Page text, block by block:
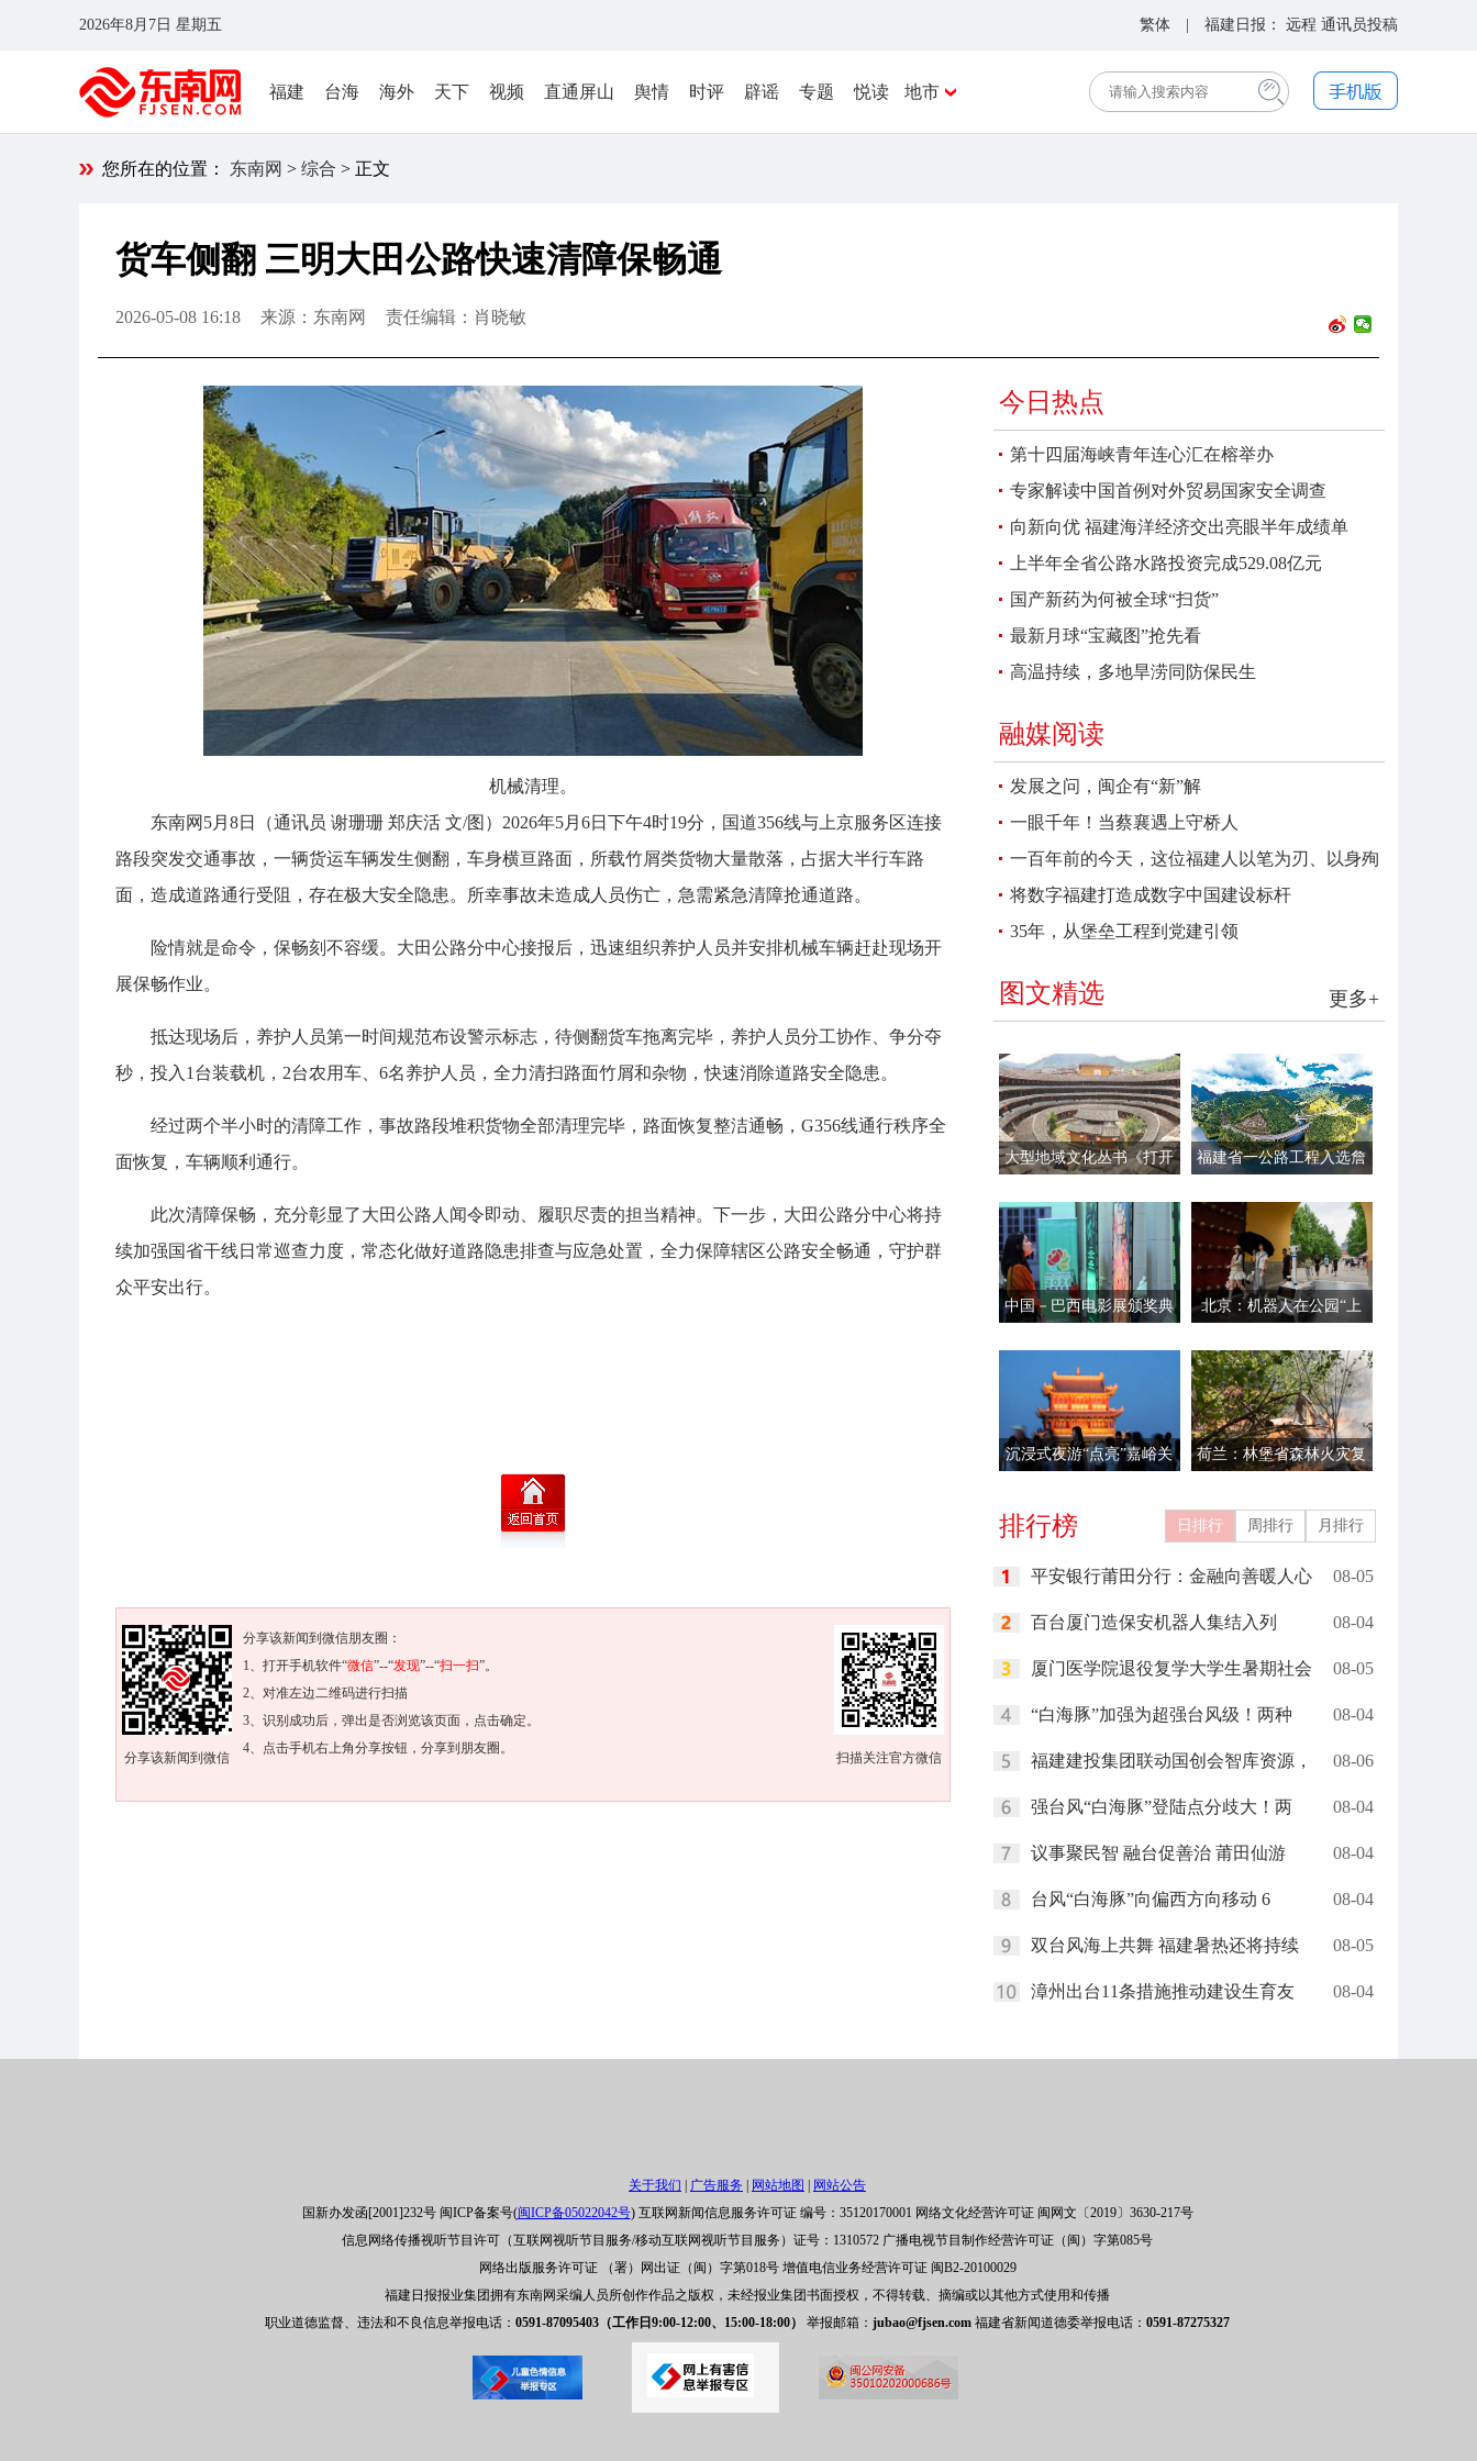
2026年8月7日 星期五 繁体 | 福建日报： 远程 通讯员投稿
福建 台海 海外 天下 视频 直通屏山 舆情 时评 辟谣 专题 悦读 地市
您所在的位置： 东南网 > 综合 > 正文
货车侧翻 三明大田公路快速清障保畅通
2026-05-08 16:18 来源：东南网 责任编辑：肖晓敏
机械清理。
东南网5月8日（通讯员 谢珊珊 郑庆活 文/图 ）2026年5月6日下午4时19分，国道356线与上京服务区连接
路段突发交通事故，一辆货运车辆发生侧翻，车身横亘路面，所载竹屑类货物大量散落，占据大半行车路
面，造成道路通行受阻，存在极大安全隐患。所幸事故未造成人员伤亡，急需紧急清障抢通道路。
险情就是命令，保畅刻不容缓。大田公路分中心接报后，迅速组织养护人员并安排机械车辆赶赴现场开
展保畅作业。
抵达现场后，养护人员第一时间规范布设警示标志，待侧翻货车拖离完毕，养护人员分工协作、争分夺
秒，投入1台装载机，2台农用车、6名养护人员，全力清扫路面竹屑和杂物，快速消除道路安全隐患。
经过两个半小时的清障工作，事故路段堆积货物全部清理完毕，路面恢复整洁通畅，G356线通行秩序全
面恢复，车辆顺利通行。
此次清障保畅，充分彰显了大田公路人闻令即动、履职尽责的担当精神。下一步，大田公路分中心将持
续加强国省干线日常巡查力度，常态化做好道路隐患排查与应急处置，全力保障辖区公路安全畅通，守护群
众平安出行。
扫描关注官方微信
分享该新闻到微信
分享该新闻到微信朋友圈：
1、打开手机软件“微信”--“发现”--“扫一扫”。
2、对准左边二维码进行扫描
3、识别成功后，弹出是否浏览该页面，点击确定。
4、点击手机右上角分享按钮，分享到朋友圈。
今日热点
第十四届海峡青年连心汇在榕举办
专家解读中国首例对外贸易国家安全调查
向新向优 福建海洋经济交出亮眼半年成绩单
上半年全省公路水路投资完成529.08亿元
国产新药为何被全球“扫货”
最新月球“宝藏图”抢先看
高温持续，多地旱涝同防保民生
融媒阅读
发展之问，闽企有“新”解
一眼千年！当蔡襄遇上守桥人
一百年前的今天，这位福建人以笔为刃、以身殉
报
将数字福建打造成数字中国建设标杆
35年，从堡垒工程到党建引领
更多+
图文精选
大型地域文化丛书《打开
福建省一公路工程入选詹
中国－巴西电影展颁奖典
北京：机器人在公园“上
沉浸式夜游“点亮”嘉峪关
荷兰：林堡省森林火灾复
排行榜 日排行 周排行 月排行
平安银行莆田分行：金融向善暖人心 08-05
百台厦门造保安机器人集结入列 08-04
厦门医学院退役复学大学生暑期社会 08-05
“白海豚”加强为超强台风级！两种 08-04
福建建投集团联动国创会智库资源， 08-06
强台风“白海豚”登陆点分歧大！两 08-04
议事聚民智 融台促善治 莆田仙游 08-04
台风“白海豚”向偏西方向移动 6 08-04
双台风海上共舞 福建暑热还将持续 08-05
漳州出台11条措施推动建设生育友 08-04